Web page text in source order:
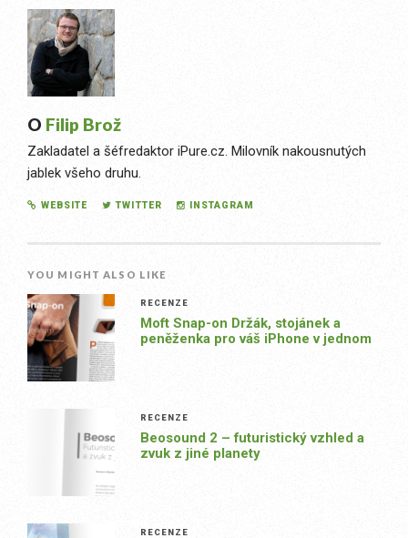
O Filip Brož
Zakladatel a šéfredaktor iPure.cz. Milovník nakousnutých
jablek všeho druhu.
WEBSITE TWITTER INSTAGRAM
YOU MIGHT ALSO LIKE
RECENZE
Moft Snap-on Držák, stojánek a
peněženka pro váš iPhone v jednom
RECENZE
Beosound 2 – futuristický vzhled a
zvuk z jiné planety
RECENZE